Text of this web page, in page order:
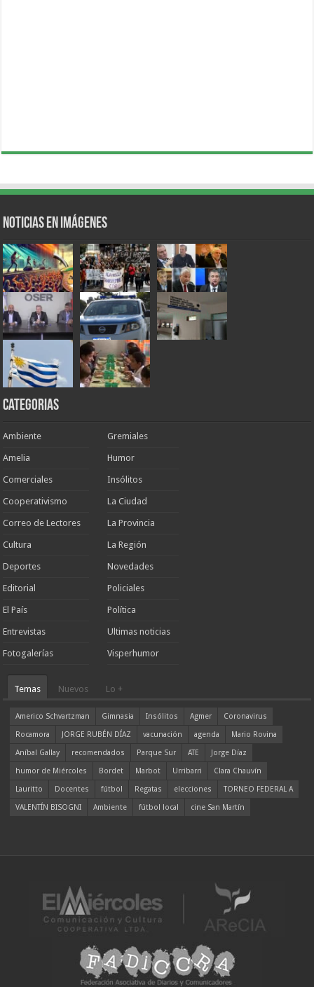
Noticias en Imágenes
Categorias
Ambiente
Amelia
Comerciales
Cooperativismo
Correo de Lectores
Cultura
Deportes
Editorial
El País
Entrevistas
Fotogalerías
Gremiales
Humor
Insólitos
La Ciudad
La Provincia
La Región
Novedades
Policiales
Política
Ultimas noticias
Visperhumor
Temas Nuevos Lo +
Americo Schvartzman Gimnasia Insólitos Agmer
Coronavirus
Rocamora
JORGE RUBÉN DÍAZ vacunación agenda
Mario Rovina
Aníbal Gallay
recomendados Parque Sur ATE
Jorge Díaz
humor de Miércoles
Bordet Marbot Urribarri
Clara Chauvín
Lauritto
Docentes fútbol Regatas elecciones
TORNEO FEDERAL A
VALENTÍN BISOGNI
Ambiente fútbol local cine San Martín